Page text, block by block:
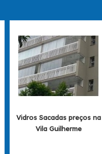
Vidros Sacadas preços na
Vila Guilherme